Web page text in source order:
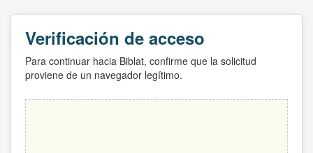
Verificación de acceso
Para continuar hacia Biblat, confirme que la solicitud
proviene de un navegador legítimo.